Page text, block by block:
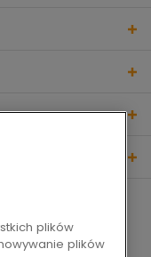
plików
plików